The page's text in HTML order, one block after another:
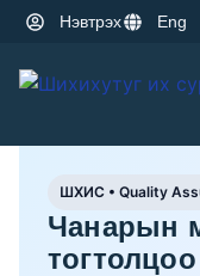
Нэвтрэх Eng
ШХИС • Quality
Чанарын
тогтолцоо